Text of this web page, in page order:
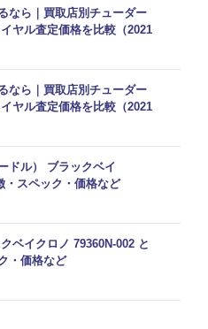
なら｜買取店別チューダー
イヤル査定価格を比較（2021
なら｜買取店別チューダー
イヤル査定価格を比較（2021
ドル） ブラックベイ
・スペック・価格など
ベイクロノ 79360N-002 と
・価格など